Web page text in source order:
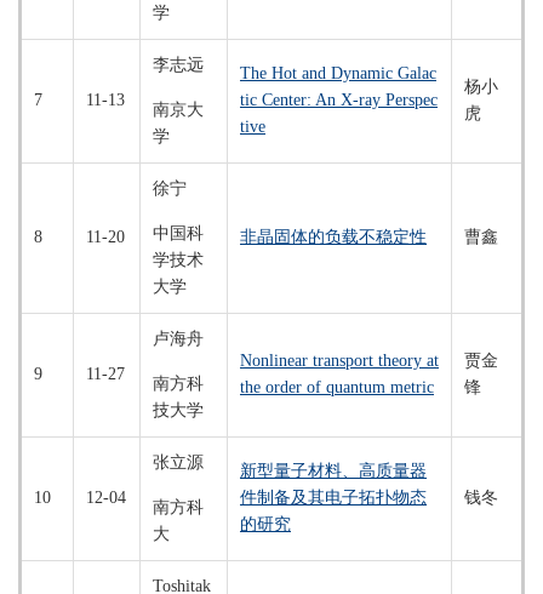
学
7 11-13
李志远
南京大
学
The Hot and Dynamic Galac
tic Center: An X-ray Perspec
tive
杨小
虎
8 11-20
徐宁
中国科
学技术
大学
非晶固体的负载不稳定性 曹鑫
9 11-27
卢海舟
南方科
技大学
Nonlinear transport theory at
the order of quantum metric
贾金
锋
10 12-04
张立源
南方科
大
新型量子材料、高质量器
件制备及其电子拓扑物态
的研究
钱冬
Toshitak